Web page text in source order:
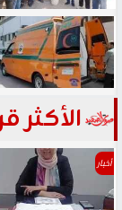
الأكثر
أخبار